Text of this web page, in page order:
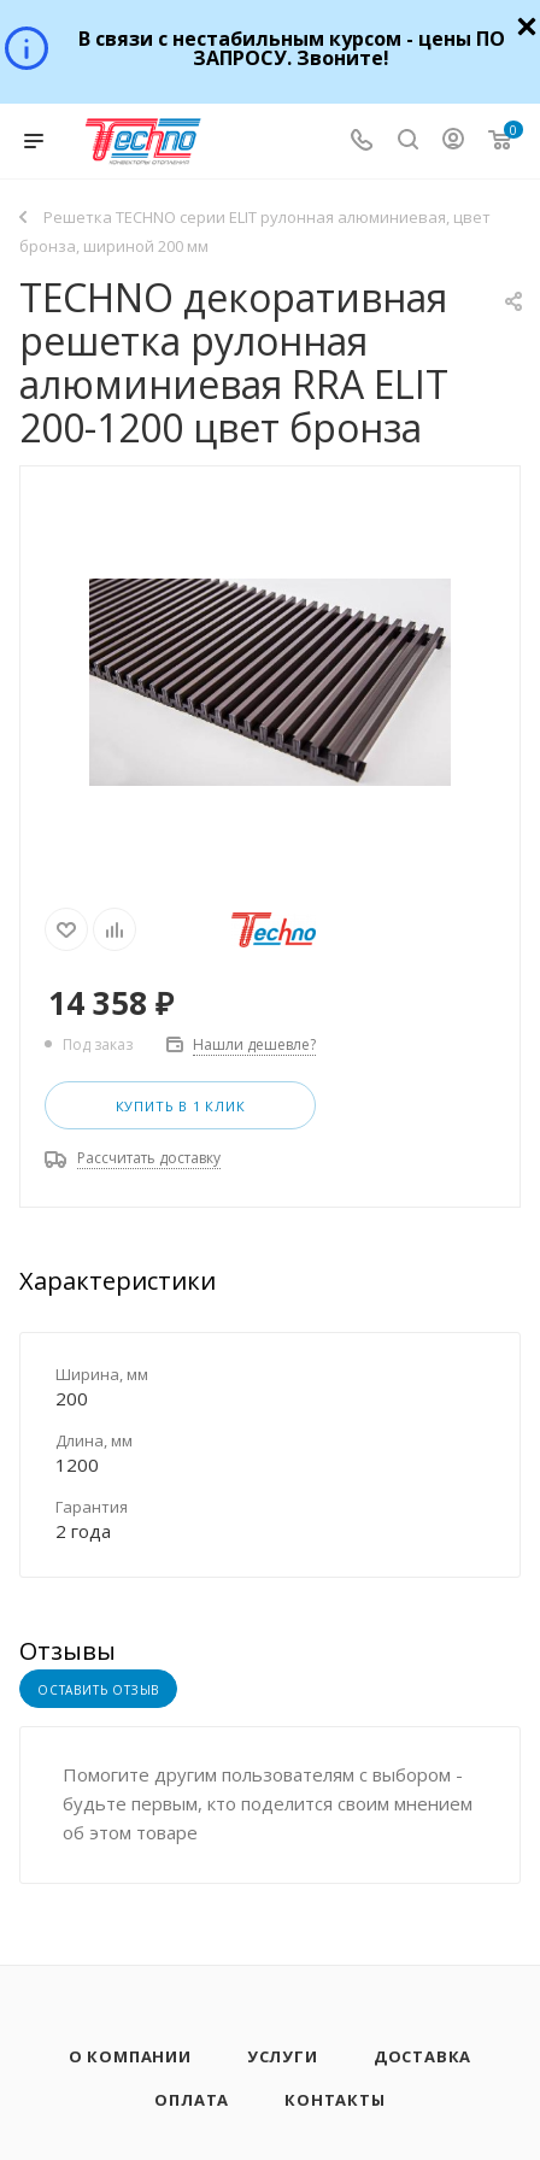
В связи с нестабильным курсом - цены ПО
ЗАПРОСУ. Звоните!
0
Решетка TECHNO серии ELIT рулонная алюминиевая, цвет
бронза, шириной 200 мм
TECHNO декоративная
решетка рулонная
алюминиевая RRA ELIT
200-1200 цвет бронза
14 358 ₽
Под заказ Нашли дешевле?
КУПИТЬ В 1 КЛИК
Рассчитать доставку
Характеристики
Ширина, мм
200
Длина, мм
1200
Гарантия
2 года
Отзывы
ОСТАВИТЬ ОТЗЫВ
Помогите другим пользователям с выбором -
будьте первым, кто поделится своим мнением
об этом товаре
О КОМПАНИИ УСЛУГИ
ДОСТАВКА
ОПЛАТА
КОНТАКТЫ